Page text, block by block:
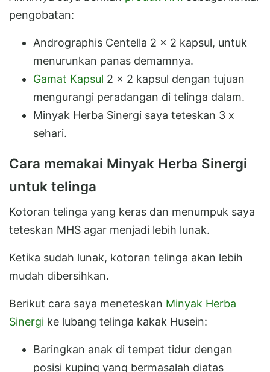
pengobatan:
Andrographis Centella 2 x 2 kapsul, untuk
menurunkan panas demamnya.
Gamat Kapsul 2 x 2 kapsul dengan tujuan
mengurangi peradangan di telinga dalam.
Minyak Herba Sinergi saya teteskan 3 x
sehari.
Cara memakai Minyak Herba Sinergi
untuk telinga
Kotoran telinga yang keras dan menumpuk saya
teteskan MHS agar menjadi lebih lunak.
Ketika sudah lunak, kotoran telinga akan lebih
mudah dibersihkan.
Berikut cara saya meneteskan Minyak Herba
Sinergi ke lubang telinga kakak Husein:
Baringkan anak di tempat tidur dengan
posisi kuping yang bermasalah diatas